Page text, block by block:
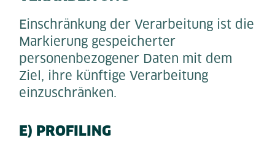
Einschränkung der Verarbeitung ist die
Markierung gespeicherter
personenbezogener Daten mit dem
Ziel, ihre künftige Verarbeitung
einzuschränken.
E) PROFILING